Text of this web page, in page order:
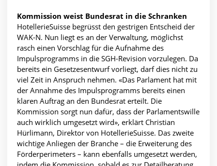
Kommission weist Bundesrat in die Schranken
HotellerieSuisse begrüsst den gestrigen Entscheid der
WAK-N. Nun liegt es an der Verwaltung, möglichst
rasch einen Vorschlag für die Aufnahme des
Impulsprogramms in die SGH-Revision vorzulegen. Da
bereits ein Gesetzesentwurf vorliegt, darf dies nicht zu
viel Zeit in Anspruch nehmen. «Das Parlament hat mit
der Annahme des Impulsprogramms bereits einen
klaren Auftrag an den Bundesrat erteilt. Die
Kommission sorgt nun dafür, dass der Parlamentswille
auch wirklich umgesetzt wird», erklärt Christian
Hürlimann, Direktor von HotellerieSuisse. Das zweite
wichtige Anliegen der Branche – die Erweiterung des
Förderperimeters – kann ebenfalls umgesetzt werden,